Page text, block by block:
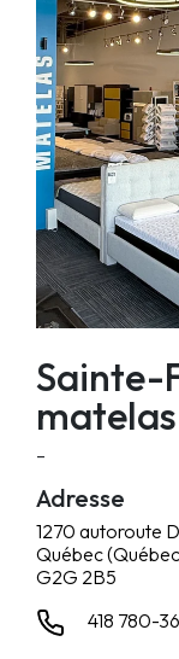
Sainte-
–
Adresse
1270 autoroute
Québec
G2G 2B5
418 780-